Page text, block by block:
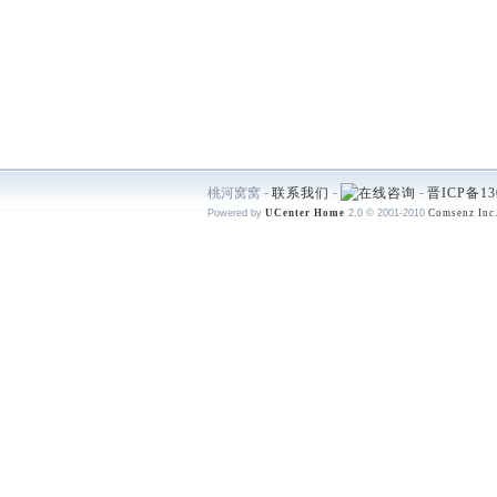
桃河窝窝 - 联系我们 - - 晋ICP备
Powered by UCenter Home 2.0 © 2001-2010 Comsenz Inc.